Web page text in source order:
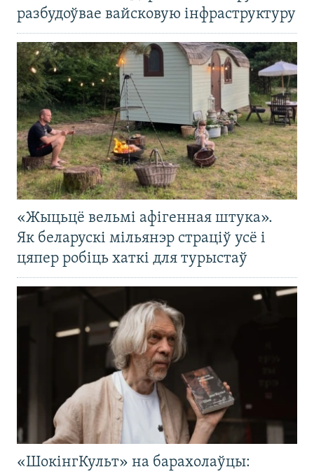
разбудоўвае вайсковую інфраструктуру
«Жыцьцё вельмі афігенная штука».
Як беларускі мільянэр страціў усё і
цяпер робіць хаткі для турыстаў
«ШокінгКульт» на барахолаўцы: